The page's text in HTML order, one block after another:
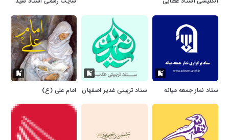
ستاد نماز جمعه میانه ستاد تربیتی غدیر اصفهان امام علی (ع)